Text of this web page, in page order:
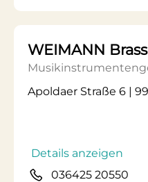
WEIMANN Brass
Apoldaer Straße 6 |
Details anzeigen
036425 20550